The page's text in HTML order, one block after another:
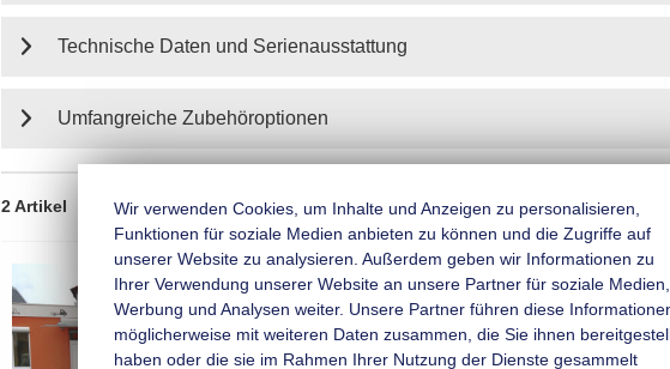
Technische Daten und Serienausstattung
Umfangreiche Zubehöroptionen
2 Artikel Sortieren nach Zeige pro Seite
Wir verwenden Cookies, um Inhalte und Anzeigen zu personalisieren,
Funktionen für soziale Medien anbieten zu können und die Zugriffe auf
unserer Website zu analysieren. Außerdem geben wir Informationen zu
Ihrer Verwendung unserer Website an unsere Partner für soziale Medien,
Werbung und Analysen weiter. Unsere Partner führen diese
möglicherweise mit weiteren Daten zusammen, die Sie ihnen
haben oder die sie im Rahmen Ihrer Nutzung der Dienste gesammelt